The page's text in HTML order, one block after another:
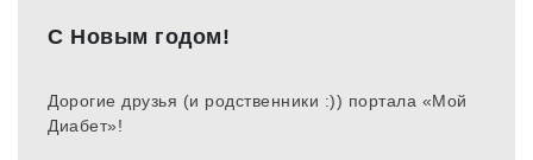
С Новым годом!
Дорогие друзья (и родственники :)) портала «Мой
Диабет»!